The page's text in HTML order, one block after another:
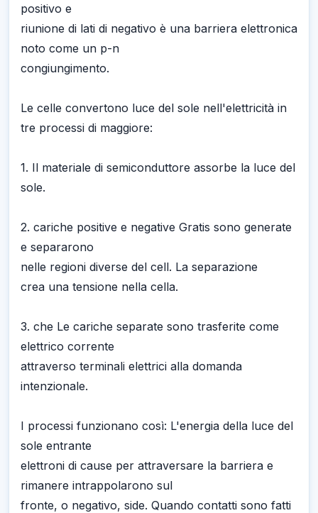
positivo e
riunione di lati di negativo è una barriera elettronica
noto come un p-n
congiungimento.
Le celle convertono luce del sole nell'elettricità in
tre processi di maggiore:
1. Il materiale di semiconduttore assorbe la luce del
sole.
2. cariche positive e negative Gratis sono generate
e separarono
nelle regioni diverse del cell. La separazione
crea una tensione nella cella.
3. che Le cariche separate sono trasferite come
elettrico corrente
attraverso terminali elettrici alla domanda
intenzionale.
I processi funzionano così: L'energia della luce del
sole entrante
elettroni di cause per attraversare la barriera e
rimanere intrappolarono sul
fronte, o negativo, side. Quando contatti sono fatti